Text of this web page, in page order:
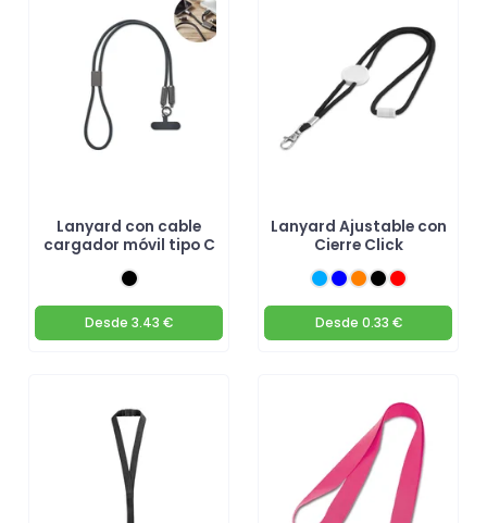
Lanyard con cable
cargador móvil tipo C
Desde 3.43 €
Lanyard Ajustable con
Cierre Click
Desde 0.33 €